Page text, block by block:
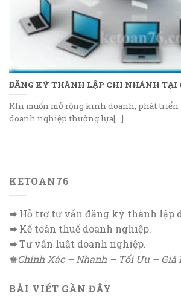
ĐĂNG KÝ THÀNH LẬP CHI NHÁNH TẠI
Khi muốn mở rộng kinh doanh, phát triển
doanh nghiệp thường lựa[...]
KETOAN76
➥Hỗ trợ tư vấn đăng ký thành lập
➥Kế toán thuế doanh nghiệp.
➥Tư vấn luật doanh nghiệp.
♚Chính Xác – Nhanh – Tối Ưu – Giá
BÀI VIẾT GẦN ĐÂY